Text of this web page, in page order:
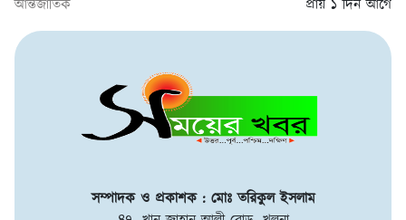
আন্তর্জাতিক প্রায় ১ দিন আগে
সম্পাদক ও প্রকাশক : মোঃ তরিকুল ইসলাম